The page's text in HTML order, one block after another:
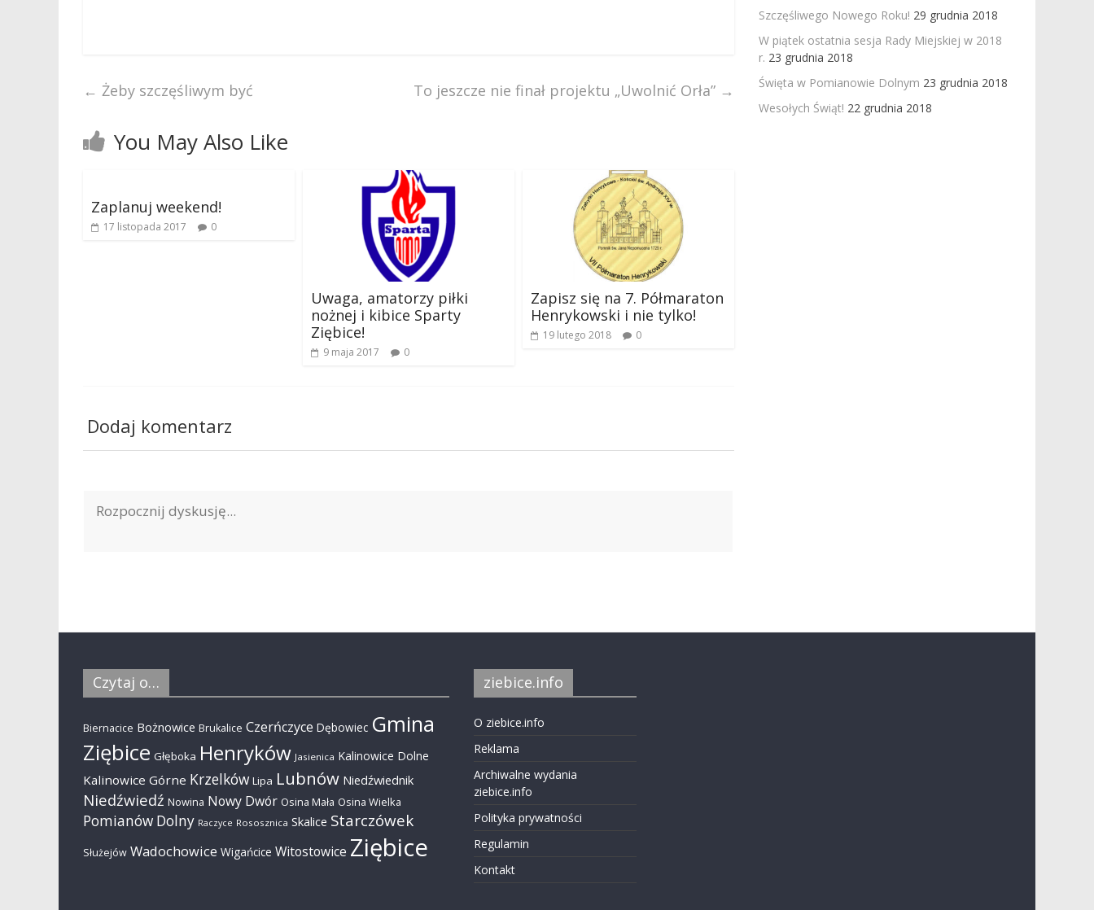
← Żeby szczęśliwym być To jeszcze nie finał projektu „Uwolnić Orła” →
You May Also Like
Zaplanuj weekend!
17 listopada 2017 0
Uwaga, amatorzy piłki
nożnej i kibice Sparty
Ziębice!
9 maja 2017 0
Zapisz się na 7. Półmaraton
Henrykowski i nie tylko!
19 lutego 2018 0
Dodaj komentarz
Szczęśliwego Nowego Roku! 29 grudnia 2018
W piątek ostatnia sesja Rady Miejskiej w 2018
r. 23 grudnia 2018
Święta w Pomianowie Dolnym 23 grudnia 2018
Wesołych Świąt! 22 grudnia 2018
Czytaj o…
Biernacice Bożnowice Brukalice Czerńczyce Dębowiec Gmina
Ziębice Głęboka Henryków Jasienica Kalinowice Dolne
Kalinowice Górne Krzelków Lipa Lubnów Niedźwiednik
Niedźwiedź Nowina Nowy Dwór Osina Mała Osina Wielka
Pomianów Dolny Raczyce Rososznica Skalice Starczówek
Służejów Wadochowice Wigańcice Witostowice Ziębice
ziebice.info
O ziebice.info
Reklama
Archiwalne wydania
ziebice.info
Polityka prywatności
Regulamin
Kontakt